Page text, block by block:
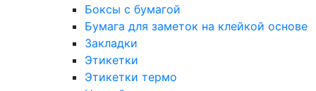
Боксы с бумагой
Бумага для заметок на клейкой основе
Закладки
Этикетки
Этикетки термо